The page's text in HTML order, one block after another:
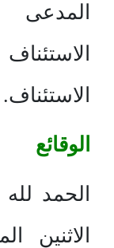
المدعى
الاستئناف.
الوقائع
الحمد